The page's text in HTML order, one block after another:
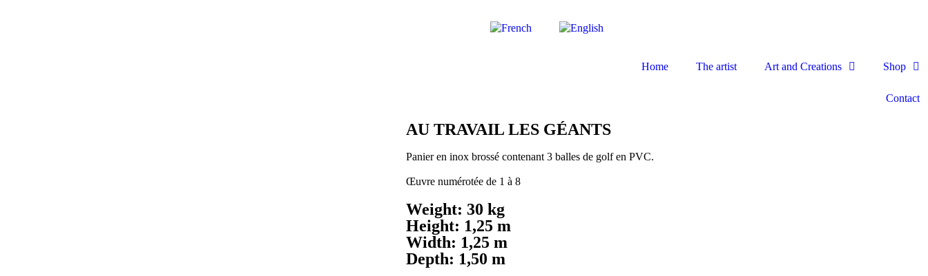
Home The artist Art and Creations Shop
Contact
AU TRAVAIL LES GÉANTS
Panier en inox brossé contenant 3 balles de golf en PVC.
Œuvre numérotée de 1 à 8
Weight: 30 kg
Height: 1,25 m
Width: 1,25 m
Depth: 1,50 m